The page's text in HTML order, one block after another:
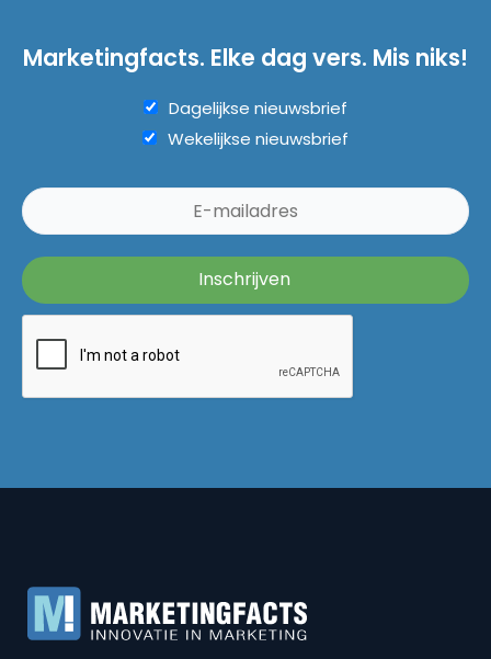
Marketingfacts. Elke dag vers. Mis niks!
Dagelijkse nieuwsbrief
Wekelijkse nieuwsbrief